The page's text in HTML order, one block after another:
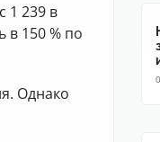
1 239 в
в 150 % по
Однако